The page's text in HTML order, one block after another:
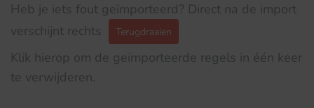
Heb je iets fout geïmporteerd? Direct na de import
verschijnt rechts
Terugdraaien
Klik hierop om de geïmporteerde regels in één keer
te verwijderen.